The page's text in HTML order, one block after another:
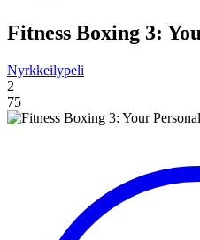
Fitness Boxing 3:
Nyrkkeilypeli
2
75